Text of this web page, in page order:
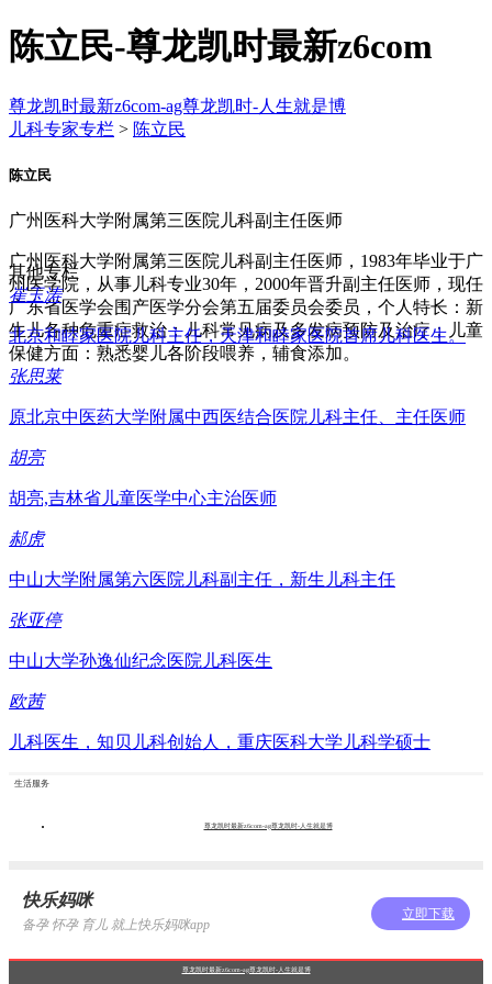
陈立民-尊龙凯时最新z6com
尊龙凯时最新z6com-ag尊龙凯时-人生就是博
儿科专家专栏 > 陈立民
陈立民
广州医科大学附属第三医院儿科副主任医师
广州医科大学附属第三医院儿科副主任医师，1983年毕业于广
州医学院，从事儿科专业30年，2000年晋升副主任医师，现任
广东省医学会围产医学分会第五届委员会委员，个人特长：新
生儿各种危重症救治；儿科常见病及多发病预防及治疗；儿童
保健方面：熟悉婴儿各阶段喂养，辅食添加。
其他专栏
崔玉涛
北京和睦家医院儿科主任，天津和睦家医院首席儿科医生。
张思莱
原北京中医药大学附属中西医结合医院儿科主任、主任医师
胡亮
胡亮,吉林省儿童医学中心主治医师
郝虎
中山大学附属第六医院儿科副主任，新生儿科主任
张亚停
中山大学孙逸仙纪念医院儿科医生
欧茜
儿科医生，知贝儿科创始人，重庆医科大学儿科学硕士
生活服务
尊龙凯时最新z6com-ag尊龙凯时-人生就是博
快乐妈咪
备孕 怀孕 育儿 就上快乐妈咪app
立即下载
尊龙凯时最新z6com-ag尊龙凯时-人生就是博